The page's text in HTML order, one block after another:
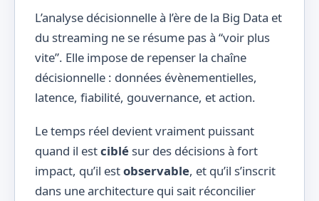
L’analyse décisionnelle à l’ère de la Big Data et
du streaming ne se résume pas à “voir plus
vite”. Elle impose de repenser la chaîne
décisionnelle : données évènementielles,
latence, fiabilité, gouvernance, et action.
Le temps réel devient vraiment puissant
quand il estciblé sur des décisions à fort
impact, qu’il estobservable, et qu’il s’inscrit
dans une architecture qui sait réconcilier